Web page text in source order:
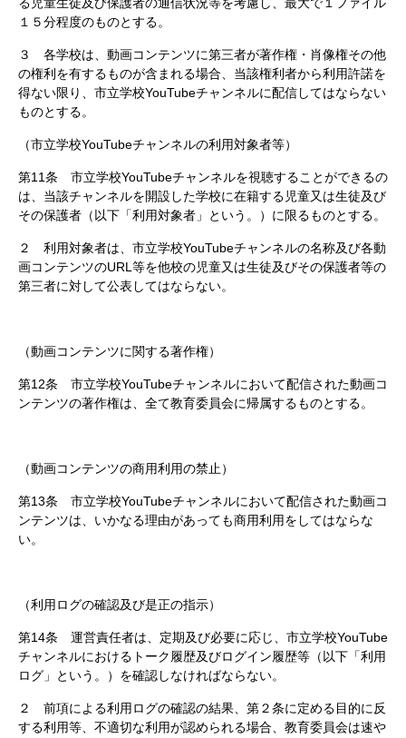
１５分程度のものとする。
３ 各学校は、動画コンテンツに第三者が著作権・肖像権その他
の権利を有するものが含まれる場合、当該権利者から利用許諾を
得ない限り、市立学校YouTubeチャンネルに配信してはならない
ものとする。
（市立学校YouTubeチャンネルの利用対象者等）
第11条 市立学校YouTubeチャンネルを視聴することができるの
は、当該チャンネルを開設した学校に在籍する児童又は生徒及び
その保護者（以下「利用対象者」という。）に限るものとする。
２ 利用対象者は、市立学校YouTubeチャンネルの名称及び各動
画コンテンツのURL等を他校の児童又は生徒及びその保護者等の
第三者に対して公表してはならない。
（動画コンテンツに関する著作権）
第12条 市立学校YouTubeチャンネルにおいて配信された動画コ
ンテンツの著作権は、全て教育委員会に帰属するものとする。
（動画コンテンツの商用利用の禁止）
第13条 市立学校YouTubeチャンネルにおいて配信された動画コ
ンテンツは、いかなる理由があっても商用利用をしてはならな
い。
（利用ログの確認及び是正の指示）
第14条 運営責任者は、定期及び必要に応じ、市立学校YouTube
チャンネルにおけるトーク履歴及びログイン履歴等（以下「利用
ログ」という。）を確認しなければならない。
２ 前項による利用ログの確認の結果、第２条に定める目的に反
する利用等、不適切な利用が認められる場合、教育委員会は速や